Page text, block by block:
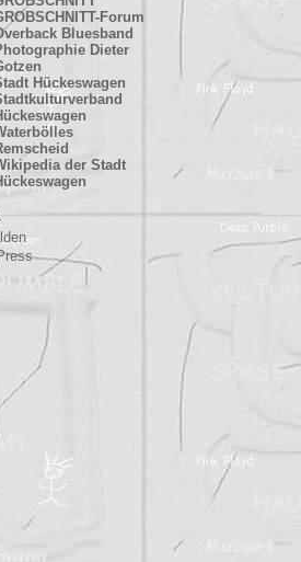
Forum
Bluesband
Dieter
Hückeswagen
der Stadt